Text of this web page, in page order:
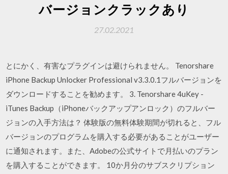
バージョンクラックあり
27.02.2021
とにかく、有害なプラグインは避けられません。 Tenorshare
iPhone Backup Unlocker Professional v3.3.0.1フルバージョンを
ダウンロードすることを勧めます。 3. Tenorshare 4uKey -
iTunes Backup（iPhoneバックアップアンロック）のフルバー
ジョンの入手方法は？ 体験版の無料体験期間が切れると、フル
バージョンのプログラムを購入する必要があることがユーザー
に通知されます。また、Adobeの公式サイトで月払いのプラン
を購入することができます。 10か月分のサブスクリプション